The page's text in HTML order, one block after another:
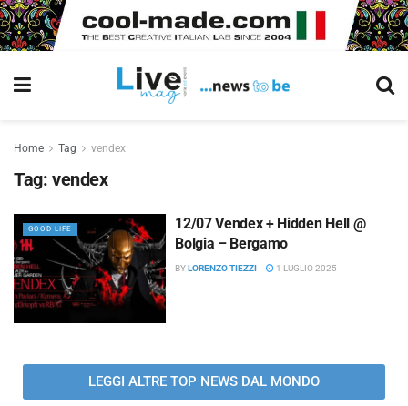
Home Tag vendex
Tag: vendex
GOOD LIFE
12/07 Vendex + Hidden Hell @
Bolgia – Bergamo
BYLORENZO TIEZZI 1 LUGLIO 2025
LEGGI ALTRE TOP NEWS DAL MONDO